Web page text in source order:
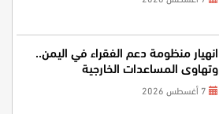
انهيار منظومة دعم الفقراء في اليمن..
وتهاوي المساعدات الخارجية